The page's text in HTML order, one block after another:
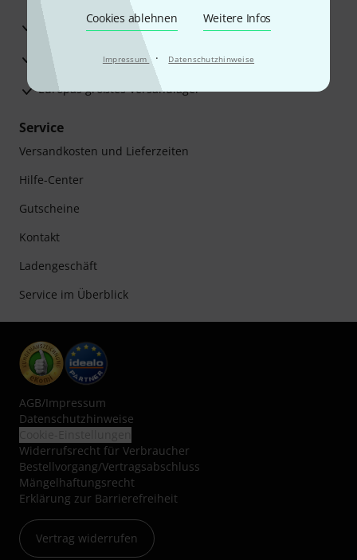
Cookies ablehnen Weitere Infos
Impressum · Datenschutzhinweise
Beratung durch Fachexperten
Zufriedenheitsgarantie
Europas größtes Versandlager
Service
Versandkosten und Lieferzeiten
Hilfe-Center
Gutscheine
Kontakt
Ladengeschäft
Service im Überblick
AGB/Impressum
Datenschutzhinweise
Widerrufsrecht für Verbraucher
Bestellvorgang/Vertragsabschluss
Mängelhaftungsrecht
Erklärung zur Barrierefreiheit
Vertrag widerrufen